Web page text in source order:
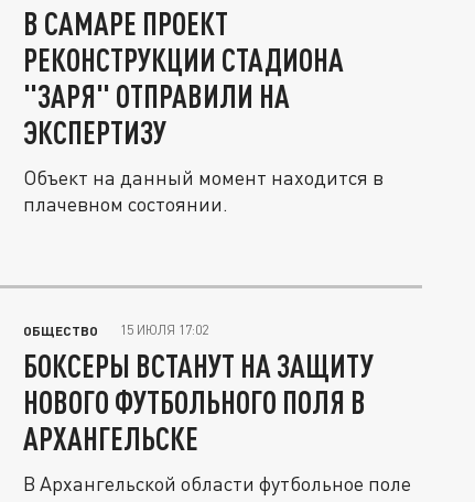
В САМАРЕ ПРОЕКТ
РЕКОНСТРУКЦИИ СТАДИОНА
"ЗАРЯ" ОТПРАВИЛИ НА
ЭКСПЕРТИЗУ
Объект на данный момент находится в
плачевном состоянии.
ОБЩЕСТВО 15 ИЮЛЯ 17:02
БОКСЕРЫ ВСТАНУТ НА ЗАЩИТУ
НОВОГО ФУТБОЛЬНОГО ПОЛЯ В
АРХАНГЕЛЬСКЕ
В Архангельской области футбольное поле